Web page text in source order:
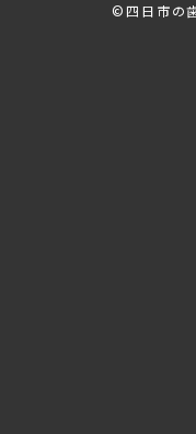
©︎四日市の